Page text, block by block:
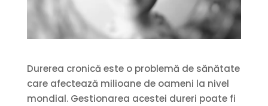
Durerea cronică este o problemă de sănătate
care afectează milioane de oameni la nivel
mondial. Gestionarea acestei dureri poate fi